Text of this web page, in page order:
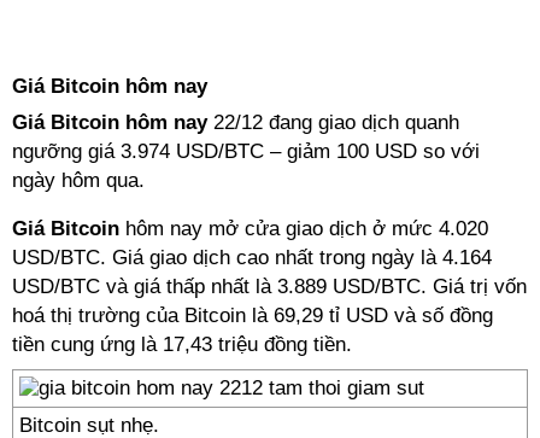
Giá Bitcoin hôm nay
Giá Bitcoin hôm nay22/12 đang giao dịch quanh
ngưỡng giá 3.974 USD/BTC – giảm 100 USD so với
ngày hôm qua.
Giá Bitcoin hôm nay mở cửa giao dịch ở mức 4.020
USD/BTC. Giá giao dịch cao nhất trong ngày là 4.164
USD/BTC và giá thấp nhất là 3.889 USD/BTC. Giá trị vốn
hoá thị trường của Bitcoin là 69,29 tỉ USD và số đồng
tiền cung ứng là 17,43 triệu đồng tiền.
Bitcoin sụt nhẹ.